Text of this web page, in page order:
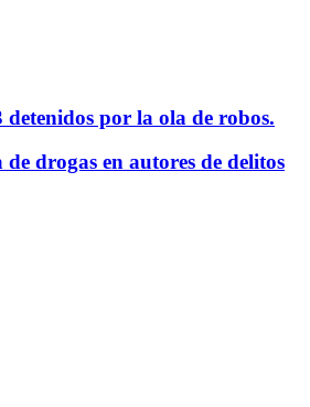
detenidos por la ola de robos.
drogas en autores de delitos